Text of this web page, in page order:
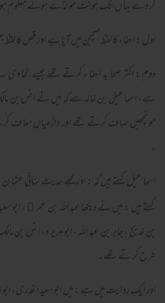
کر دے یہا ں تک ہو نٹ مو نڈے ہوئے معلوم ہو
اول : احفاء کا لفظ صحیجن میں آیا ہے اور قص کا
ہے ، اسما عیل بن خالد سے کہ میں نے انس بن مالک
مو نچھیں صا ف کرتے تھے اور داڑھیاں معا ف
۔
اسما عیل کہتے ہیں کہ : اور مجھے حدیث سنائی عثما
کہتے ہیں : میں نے دیکھا عبداللہ بن عمر
،
بن خدیج ، جابر بن عبد اللہ ، ابو ہریر ہ ، انس بن
طر ح کر تے تھے ۔
اور ایک روایت میں ہے : میں ابو سعید الخدری ،